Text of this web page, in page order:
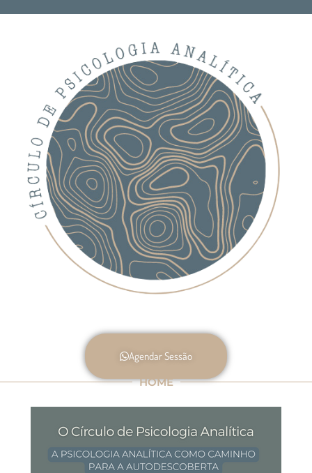
Agendar Sessão
HOME